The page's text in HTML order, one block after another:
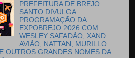
PREFEITURA DE BREJO
SANTO DIVULGA
PROGRAMAÇÃO DA
EXPOBREJO 2026 COM
WESLEY SAFADÃO, XAND
AVIÃO, NATTAN, MURILLO
OUTROS GRANDES NOMES DA